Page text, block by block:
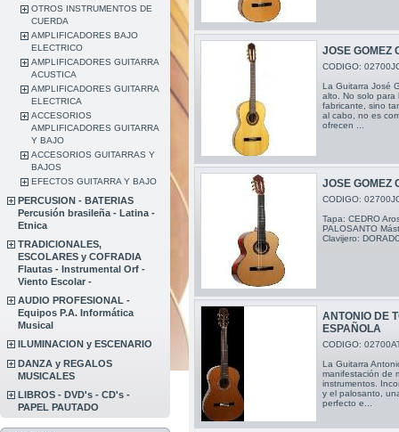
OTROS INSTRUMENTOS DE
CUERDA
AMPLIFICADORES BAJO
ELECTRICO
AMPLIFICADORES GUITARRA
ACUSTICA
AMPLIFICADORES GUITARRA
ELECTRICA
ACCESORIOS
AMPLIFICADORES GUITARRA
Y BAJO
ACCESORIOS GUITARRAS Y
BAJOS
EFECTOS GUITARRA Y BAJO
PERCUSION - BATERIAS
Percusión brasileña - Latina -
Etnica
TRADICIONALES,
ESCOLARES y COFRADIA
Flautas - Instrumental Orf -
Viento Escolar -
AUDIO PROFESIONAL -
Equipos P.A. Informática
Musical
ILUMINACION y ESCENARIO
DANZA y REGALOS
MUSICALES
LIBROS - DVD's - CD's -
PAPEL PAUTADO
JOSE GOMEZ
CODIGO:
La Guitarra José
alto. No solo para
fabricante, sino
al cabo, no es
ofrecen ...
JOSE GOMEZ
CODIGO:
Tapa: CEDRO
PALOSANTO
Clavijero:
ANTONIO DE
ESPAÑOLA
CODIGO:
La Guitarra
manifestación de
instrumentos.
y el palosanto,
perfecto e...